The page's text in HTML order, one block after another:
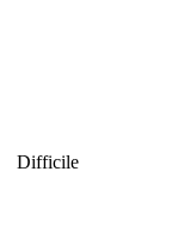
Difficile